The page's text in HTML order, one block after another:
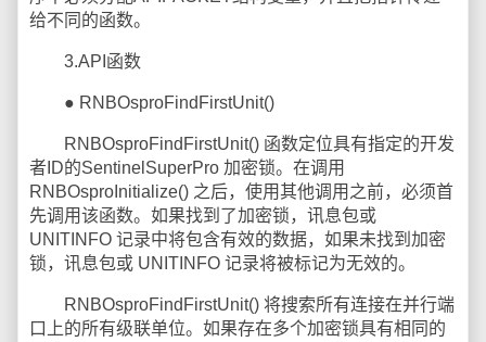
给不同的函数。
3.API函数
● RNBOsproFindFirstUnit()
RNBOsproFindFirstUnit() 函数定位具有指定的开发
者ID的SentinelSuperPro 加密锁。在调用
RNBOsproInitialize() 之后，使用其他调用之前，必须首
先调用该函数。如果找到了加密锁，讯息包或
UNITINFO 记录中将包含有效的数据，如果未找到加密
锁，讯息包或 UNITINFO 记录将被标记为无效的。
RNBOsproFindFirstUnit() 将搜索所有连接在并行端
口上的所有级联单位。如果存在多个加密锁具有相同的